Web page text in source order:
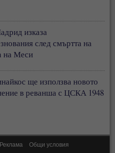
изказа
след смъртта на
на Меси
ще използва новото
в реванша с ЦСКА 1948
Реклама Общи условия